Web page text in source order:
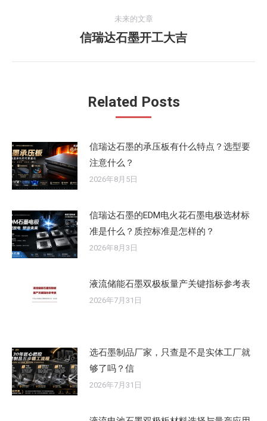
文
章：
未来的文章
未
章：
信瑞达石墨开工大吉
Related Posts
信瑞达石墨的承压板有什么特点？选型要
注意什么？
2026年8月5日
信瑞达石墨的EDM电火花石墨电极选材标
准是什么？质控标准是怎样的？
2026年8月3日
液流储能石墨双极板量产关键指标参考表
2026年7月31日
选石墨制品厂家，只查是不是实体工厂就
够了吗？信
2026年7月31日